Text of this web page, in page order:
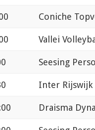
Coniche
Vallei
Seesing
Inter Rijswijk
Draisma